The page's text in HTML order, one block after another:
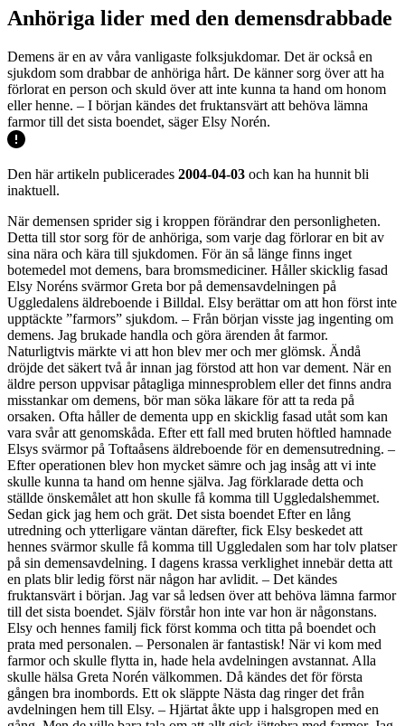
Anhöriga lider med den demensdrabbade
Demens är en av våra vanligaste folksjukdomar. Det är också en
sjukdom som drabbar de anhöriga hårt. De känner sorg över att ha
förlorat en person och skuld över att inte kunna ta hand om honom
eller henne. – I början kändes det fruktansvärt att behöva lämna
farmor till det sista boendet, säger Elsy Norén.
Den här artikeln publicerades 2004-04-03 och kan ha hunnit bli
inaktuell.
När demensen sprider sig i kroppen förändrar den personligheten.
Detta till stor sorg för de anhöriga, som varje dag förlorar en bit av
sina nära och kära till sjukdomen. För än så länge finns inget
botemedel mot demens, bara bromsmediciner. Håller skicklig fasad
Elsy Noréns svärmor Greta bor på demensavdelningen på
Uggledalens äldreboende i Billdal. Elsy berättar om att hon först inte
upptäckte ”farmors” sjukdom. – Från början visste jag ingenting om
demens. Jag brukade handla och göra ärenden åt farmor.
Naturligtvis märkte vi att hon blev mer och mer glömsk. Ändå
dröjde det säkert två år innan jag förstod att hon var dement. När en
äldre person uppvisar påtagliga minnesproblem eller det finns andra
misstankar om demens, bör man söka läkare för att ta reda på
orsaken. Ofta håller de dementa upp en skicklig fasad utåt som kan
vara svår att genomskåda. Efter ett fall med bruten höftled hamnade
Elsys svärmor på Toftaåsens äldreboende för en demensutredning. –
Efter operationen blev hon mycket sämre och jag insåg att vi inte
skulle kunna ta hand om henne själva. Jag förklarade detta och
ställde önskemålet att hon skulle få komma till Uggledalshemmet.
Sedan gick jag hem och grät. Det sista boendet Efter en lång
utredning och ytterligare väntan därefter, fick Elsy beskedet att
hennes svärmor skulle få komma till Uggledalen som har tolv platser
på sin demensavdelning. I dagens krassa verklighet innebär detta att
en plats blir ledig först när någon har avlidit. – Det kändes
fruktansvärt i början. Jag var så ledsen över att behöva lämna farmor
till det sista boendet. Själv förstår hon inte var hon är någonstans.
Elsy och hennes familj fick först komma och titta på boendet och
prata med personalen. – Personalen är fantastisk! När vi kom med
farmor och skulle flytta in, hade hela avdelningen avstannat. Alla
skulle hälsa Greta Norén välkommen. Då kändes det för första
gången bra inombords. Ett ok släppte Nästa dag ringer det från
avdelningen hem till Elsy. – Hjärtat åkte upp i halsgropen med en